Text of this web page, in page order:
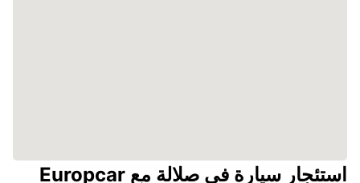
استئجار سيارة في صلالة مع Europcar